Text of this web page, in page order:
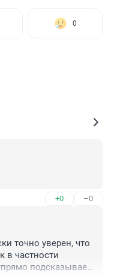
0
+0 –0
точно уверен, что
в частности
подсказывает